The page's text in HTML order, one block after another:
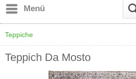
Menü
Teppiche
Teppich Da Mosto